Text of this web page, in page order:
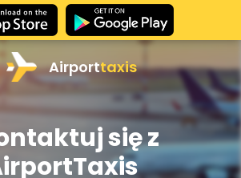
Airporttaxis
się z